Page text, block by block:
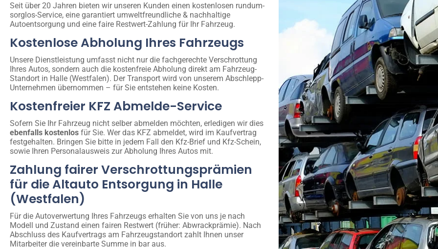
Seit über 20 Jahren bieten wir unseren Kunden einen kostenlosen rundum-
sorglos-Service, eine garantiert umweltfreundliche & nachhaltige
Autoentsorgung und eine faire Restwert-Zahlung für Ihr Fahrzeug.
Kostenlose Abholung Ihres Fahrzeugs
Unsere Dienstleistung umfasst nicht nur die fachgerechte Verschrottung
Ihres Autos, sondern auch die kostenfreie Abholung direkt am Fahrzeug-
Standort in Halle (Westfalen). Der Transport wird von unserem Abschlepp-
Unternehmen übernommen – für Sie entstehen keine Kosten.
Kostenfreier KFZ Abmelde-Service
Sofern Sie Ihr Fahrzeug nicht selber abmelden möchten, erledigen wir dies
ebenfalls kostenlos für Sie. Wer das KFZ abmeldet, wird im Kaufvertrag
festgehalten. Bringen Sie bitte in jedem Fall den Kfz-Brief und Kfz-Schein,
sowie Ihren Personalausweis zur Abholung Ihres Autos mit.
Zahlung fairer Verschrottungsprämien
für die Altauto Entsorgung in Halle
(Westfalen)
Für die Autoverwertung Ihres Fahrzeugs erhalten Sie von uns je nach
Modell und Zustand einen fairen Restwert (früher: Abwrackprämie). Nach
Abschluss des Kaufvertrags am Fahrzeugstandort zahlt Ihnen unser
Mitarbeiter die vereinbarte Summe in bar aus.